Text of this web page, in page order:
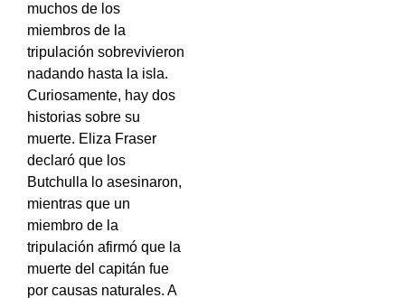
muchos de los
miembros de la
tripulación sobrevivieron
nadando hasta la isla.
Curiosamente, hay dos
historias sobre su
muerte. Eliza Fraser
declaró que los
Butchulla lo asesinaron,
mientras que un
miembro de la
tripulación afirmó que la
muerte del capitán fue
por causas naturales. A